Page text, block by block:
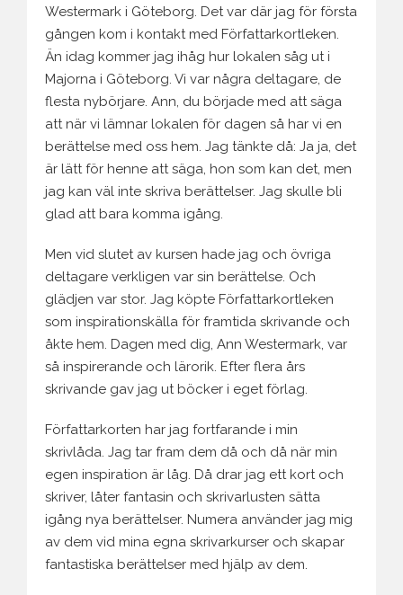
Westermark i Göteborg. Det var där jag för första
gången kom i kontakt med Författarkortleken.
Än idag kommer jag ihåg hur lokalen såg ut i
Majorna i Göteborg. Vi var några deltagare, de
flesta nybörjare. Ann, du började med att säga
att när vi lämnar lokalen för dagen så har vi en
berättelse med oss hem. Jag tänkte då: Ja ja, det
är lätt för henne att säga, hon som kan det, men
jag kan väl inte skriva berättelser. Jag skulle bli
glad att bara komma igång.
Men vid slutet av kursen hade jag och övriga
deltagare verkligen var sin berättelse. Och
glädjen var stor. Jag köpte Författarkortleken
som inspirationskälla för framtida skrivande och
åkte hem. Dagen med dig, Ann Westermark, var
så inspirerande och lärorik. Efter flera års
skrivande gav jag ut böcker i eget förlag.
Författarkorten har jag fortfarande i min
skrivlåda. Jag tar fram dem då och då när min
egen inspiration är låg. Då drar jag ett kort och
skriver, låter fantasin och skrivarlusten sätta
igång nya berättelser. Numera använder jag mig
av dem vid mina egna skrivarkurser och skapar
fantastiska berättelser med hjälp av dem.